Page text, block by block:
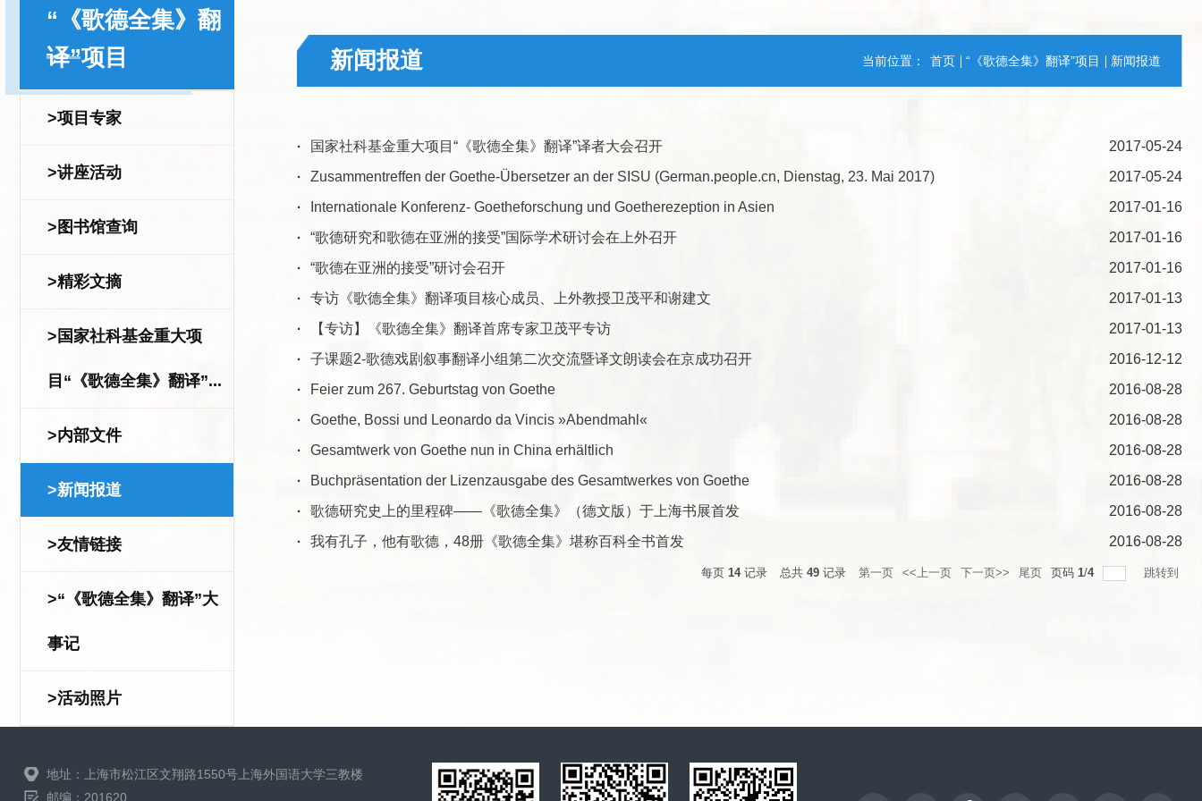
“《歌德全集》翻
译”项目
>项目专家
>讲座活动
>图书馆查询
>精彩文摘
>国家社科基金重大项
目“《歌德全集》翻译”...
>内部文件
>新闻报道
>友情链接
>“《歌德全集》翻译”大
事记
>活动照片
当前位置： 首页 “《歌德全集》翻译”项目 新闻报道
新闻报道
· 国家社科基金重大项目“《歌德全集》翻译”译者大会召开
2017-05-24
·
Zusammentreffen der Goethe-Übersetzer an der SISU (German.people.cn, Dienstag, 23. Mai 2017)
2017-05-24
·
Internationale Konferenz- Goetheforschung und Goetherezeption in Asien
2017-01-16
·
“歌德研究和歌德在亚洲的接受”国际学术研讨会在上外召开
2017-01-16
·
“歌德在亚洲的接受”研讨会召开
2017-01-16
·
专访《歌德全集》翻译项目核心成员、上外教授卫茂平和谢建文
2017-01-13
·
【专访】《歌德全集》翻译首席专家卫茂平专访
2017-01-13
·
子课题2-歌德戏剧叙事翻译小组第二次交流暨译文朗读会在京成功召开
2016-12-12
·
Feier zum 267. Geburtstag von Goethe
2016-08-28
·
Goethe, Bossi und Leonardo da Vincis »Abendmahl«
2016-08-28
·
Gesamtwerk von Goethe nun in China erhältlich
2016-08-28
·
Buchpräsentation der Lizenzausgabe des Gesamtwerkes von Goethe
2016-08-28
·
歌德研究史上的里程碑——《歌德全集》（德文版）于上海书展首发
2016-08-28
·
我有孔子，他有歌德，48册《歌德全集》堪称百科全书首发 2016-08-28
每页 14记录 总共 49 记录 第一页 <<上一页 下一页>> 尾页 页码 1/4 跳转到
地址：上海市松江区文翔路1550号上海外国语大学三教楼
邮编：201620